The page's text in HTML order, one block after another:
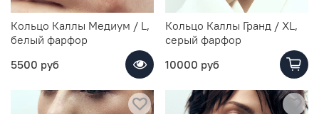
Кольцо Каллы Медиум / L,
белый фарфор
5500 руб
Кольцо Каллы Гранд / XL,
серый фарфор
10000 руб